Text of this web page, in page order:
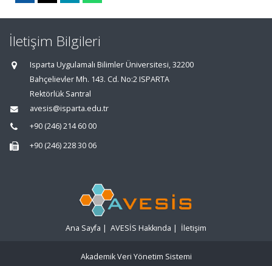
İletişim Bilgileri
Isparta Uygulamalı Bilimler Üniversitesi, 32200
Bahçelievler Mh. 143. Cd. No:2 ISPARTA
Rektörlük Santral
avesis@isparta.edu.tr
+90 (246) 214 60 00
+90 (246) 228 30 06
Ana Sayfa | AVESİS Hakkında | İletişim
Akademik Veri Yönetim Sistemi